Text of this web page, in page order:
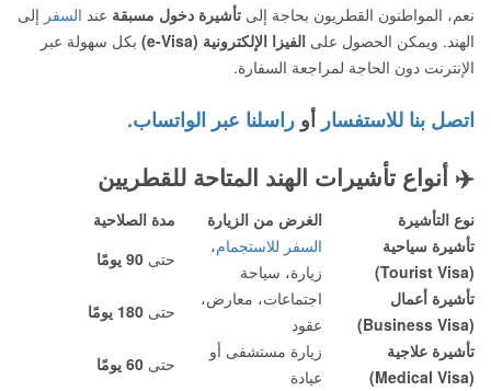
نعم، المواطنون القطريون بحاجة إلى تأشيرة دخول مسبقة عند السفر إلى
الهند. ويمكن الحصول على الفيزا الإلكترونية (e-Visa)
بكل سهولة عبر
الإنترنت دون الحاجة لمراجعة السفارة.
اتصل بنا للاستفسار أو راسلنا عبر الواتساب.
✈️ أنواع تأشيرات الهند المتاحة للقطريين
نوع التأشيرة الغرض من الزيارة
مدة الصلاحية
تأشيرة سياحية
(Tourist Visa)
السفر للاستجمام،
زيارة، سياحة
حتى 90 يومًا
تأشيرة أعمال
(Business Visa)
اجتماعات، معارض،
عقود
حتى 180 يومًا
تأشيرة علاجية
(Medical Visa)
زيارة مستشفى أو
عيادة
حتى 60 يومًا